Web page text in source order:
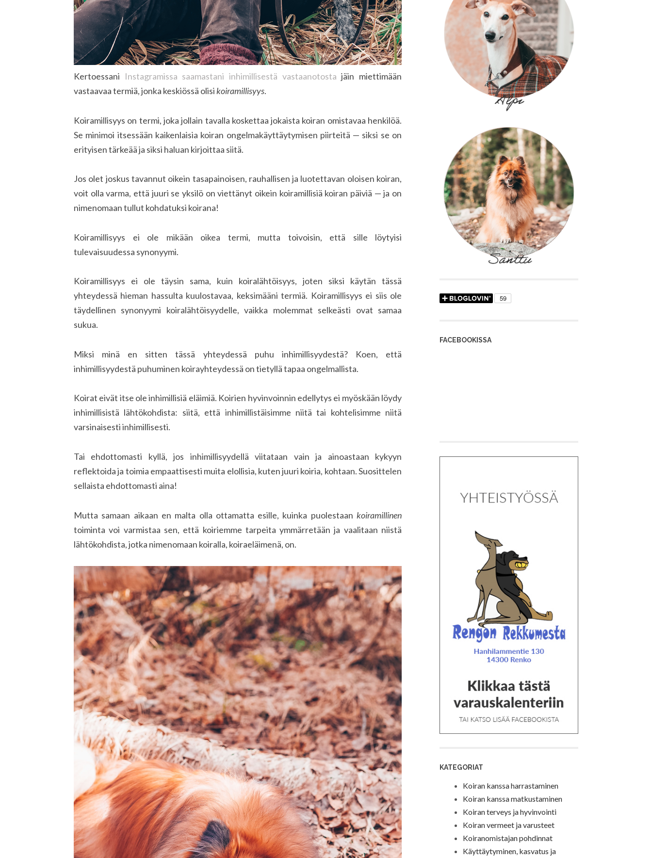
Kertoessani Instagramissa saamastani inhimillisestä vastaanotosta jäin miettimään
vastaavaa termiä, jonka keskiössä olisi koiramillisyys.
Koiramillisyys on termi, joka jollain tavalla koskettaa jokaista koiran omistavaa henkilöä.
Se minimoi itsessään kaikenlaisia koiran ongelmakäyttäytymisen piirteitä — siksi se on
erityisen tärkeää ja siksi haluan kirjoittaa siitä.
Jos olet joskus tavannut oikein tasapainoisen, rauhallisen ja luotettavan oloisen koiran,
voit olla varma, että juuri se yksilö on viettänyt oikein koiramillisiä koiran päiviä — ja on
nimenomaan tullut kohdatuksi koirana!
Koiramillisyys ei ole mikään oikea termi, mutta toivoisin, että sille löytyisi
tulevaisuudessa synonyymi.
Koiramillisyys ei ole täysin sama, kuin koiralähtöisyys, joten siksi käytän tässä
yhteydessä hieman hassulta kuulostavaa, keksimääni termiä. Koiramillisyys ei siis ole
täydellinen synonyymi koiralähtöisyydelle, vaikka molemmat selkeästi ovat samaa
sukua.
Miksi minä en sitten tässä yhteydessä puhu inhimillisyydestä? Koen, että
inhimillisyydestä puhuminen koirayhteydessä on tietyllä tapaa ongelmallista.
Koirat eivät itse ole inhimillisiä eläimiä. Koirien hyvinvoinnin edellytys ei myöskään löydy
inhimillisistä lähtökohdista: siitä, että inhimillistäisimme niitä tai kohtelisimme niitä
varsinaisesti inhimillisesti.
Tai ehdottomasti kyllä, jos inhimillisyydellä viitataan vain ja ainoastaan kykyyn
reflektoida ja toimia empaattisesti muita elollisia, kuten juuri koiria, kohtaan. Suosittelen
sellaista ehdottomasti aina!
Mutta samaan aikaan en malta olla ottamatta esille, kuinka puolestaan koiramillinen
toiminta voi varmistaa sen, että koiriemme tarpeita ymmärretään ja vaalitaan niistä
lähtökohdista, jotka nimenomaan koiralla, koiraeläimenä, on.
FACEBOOKISSA
KATEGORIAT
Koiran kanssa harrastaminen
Koiran kanssa matkustaminen
Koiran terveys ja hyvinvointi
Koiran vermeet ja varusteet
Koiranomistajan pohdinnat
Käyttäytyminen, kasvatus ja